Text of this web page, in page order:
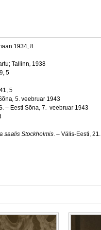
1934, 8
Tallinn, 1938
5
5
, 5. veebruar 1943
– Eesti Sõna, 7. veebruar 1943
saalis Stockholmis. – Välis‑Eesti, 21.